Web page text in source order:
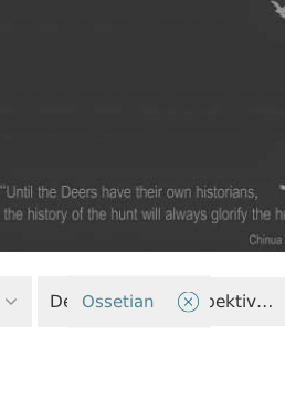
Dekoloniyativ perspektivlər
Ossetian